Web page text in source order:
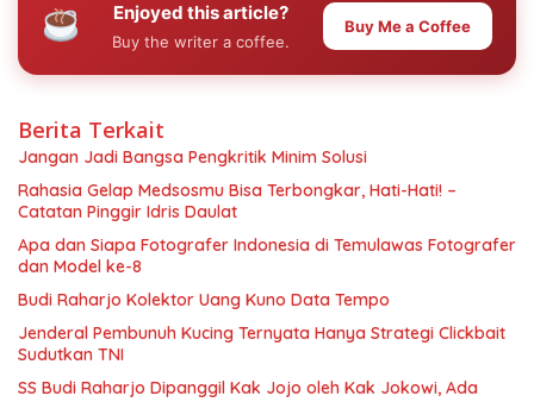
Enjoyed this article?
Buy the writer a coffee.
Buy Me a Coffee
Berita Terkait
Jangan Jadi Bangsa Pengkritik Minim Solusi
Rahasia Gelap Medsosmu Bisa Terbongkar, Hati-Hati! –
Catatan Pinggir Idris Daulat
Apa dan Siapa Fotografer Indonesia di Temulawas Fotografer
dan Model ke-8
Budi Raharjo Kolektor Uang Kuno Data Tempo
Jenderal Pembunuh Kucing Ternyata Hanya Strategi Clickbait
Sudutkan TNI
SS Budi Raharjo Dipanggil Kak Jojo oleh Kak Jokowi, Ada